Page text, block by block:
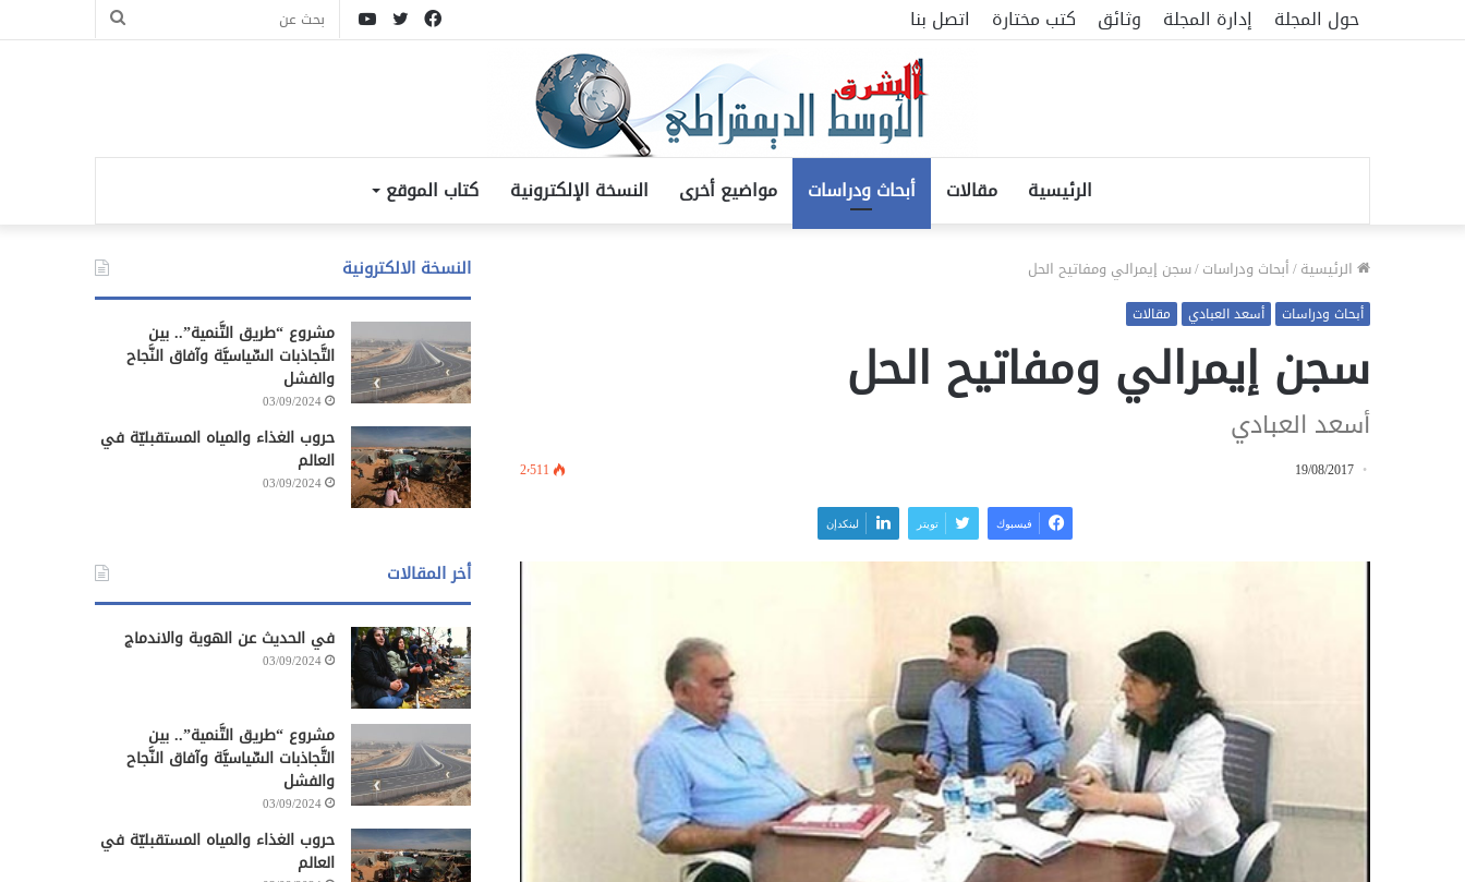
حول المجلة إدارة المجلة وثائق كتب مختارة اتصل بنا
بحث
يوتيوبتويتر
فيسبوك
الرئيسية مقالات أبحاث ودراسات مواضيع أخرى النسخة الإلكترونية كتاب الموقع
الرئيسية/أبحاث ودراسات/سجن إيمرالي ومفاتيح الحل
أبحاث ودراسات أسعد العبادي مقالات
سجن إيمرالي ومفاتيح الحل
أسعد العبادي
19/08/2017 2٬511
فيسبوك تويتر لينكدإن
النسخة الالكترونية
مشروع “طريق التَّنمية”.. بين
التَّجاذبات السِّياسيَّة وآفاق النَّجاح
والفشل
03/09/2024
حروب الغذاء والمياه المستقبليّة في
العالم
03/09/2024
أخر المقالات
في الحديث عن الهوية والاندماج
03/09/2024
مشروع “طريق التَّنمية”.. بين
التَّجاذبات السِّياسيَّة وآفاق النَّجاح
والفشل
03/09/2024
حروب الغذاء والمياه المستقبليّة في
العالم